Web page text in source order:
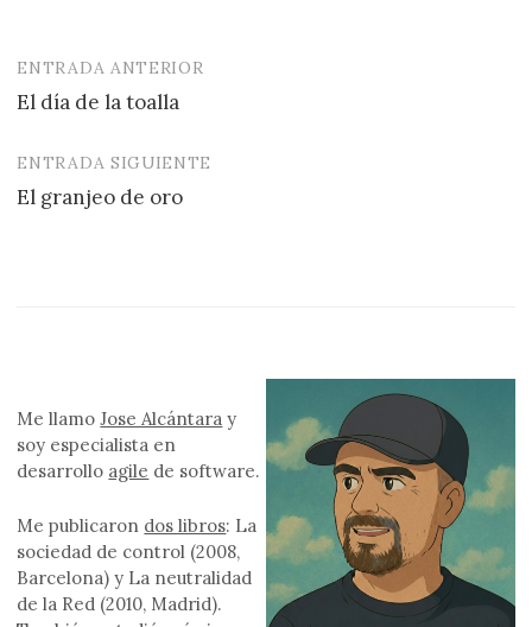
Navegación
de
entradas
ENTRADA ANTERIOR
El día de la toalla
ENTRADA SIGUIENTE
El granjeo de oro
Me llamoJose Alcántara y
soy especialista en
desarrollo agile de software.
Me publicaron dos libros: La
sociedad de control (2008,
Barcelona) y La neutralidad
de la Red (2010, Madrid).